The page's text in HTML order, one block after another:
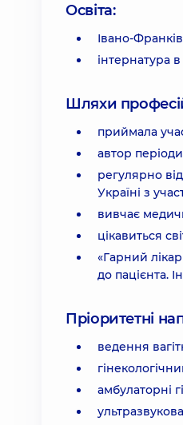
Освіта:
Івано-
інтернатура
Шляхи
приймала
автор
регулярно
Україні з
вивчає
цікавиться
«Гарний
до пацієнта.
Пріоритетні
ведення
амбулаторні